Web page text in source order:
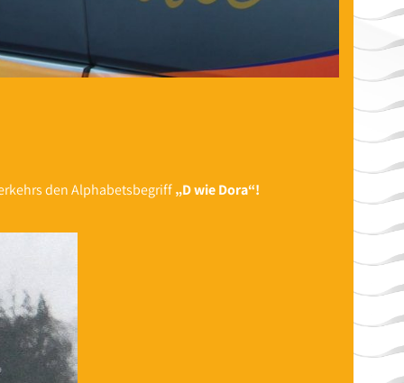
den Alphabetsbegriff„D wie Dora“!